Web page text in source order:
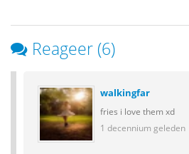
Reageer (6)
walkingfar
fries i love them xd
1 decennium geleden